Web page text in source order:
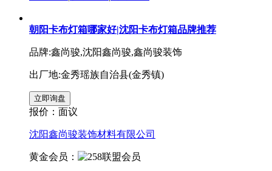
朝阳卡布灯箱哪家好|沈阳卡布灯箱品牌推荐
品牌:鑫尚骏,沈阳鑫尚骏,鑫尚骏装饰
出厂地:金秀瑶族自治县(金秀镇)
报价： 面议
沈阳鑫尚骏装饰材料有限公司
黄金会员：